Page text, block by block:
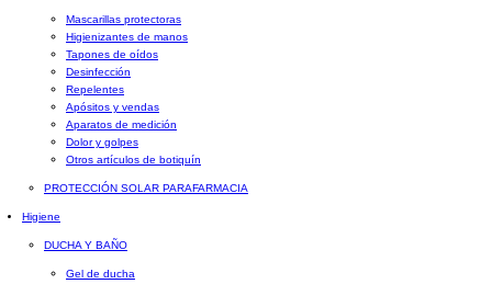
Mascarillas protectoras
Higienizantes de manos
Tapones de oídos
Desinfección
Repelentes
Apósitos y vendas
Aparatos de medición
Dolor y golpes
Otros artículos de botiquín
PROTECCIÓN SOLAR PARAFARMACIA
Higiene
DUCHA Y BAÑO
Gel de ducha